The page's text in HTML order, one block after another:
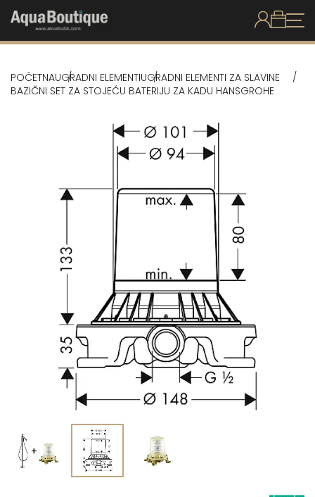
POČETNAUGRADNI ELEMENTIUGRADNI ELEMENTI ZA SLAVINE
BAZIČNI SET ZA STOJEĆU BATERIJU ZA KADU HANSGROHE